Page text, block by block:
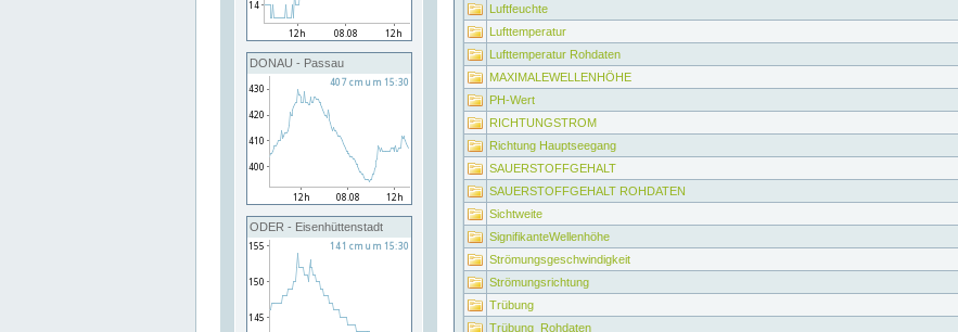
DONAU - Passau
ODER - Eisenhüttenstadt
Luftfeuchte
Lufttemperatur
Lufttemperatur Rohdaten
MAXIMALEWELLENHÖHE
PH-Wert
RICHTUNGSTROM
Richtung Hauptseegang
SAUERSTOFFGEHALT
SAUERSTOFFGEHALT ROHDATEN
Sichtweite
SignifikanteWellenhöhe
Strömungsgeschwindigkeit
Strömungsrichtung
Trübung
Trübung_Rohdaten